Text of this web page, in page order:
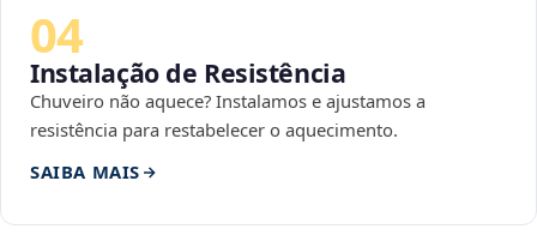
04
Instalação de Resistência
Chuveiro não aquece? Instalamos e ajustamos a
resistência para restabelecer o aquecimento.
SAIBA MAIS